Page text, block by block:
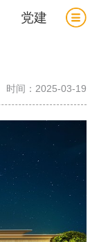
党建
时间：2025-03-19